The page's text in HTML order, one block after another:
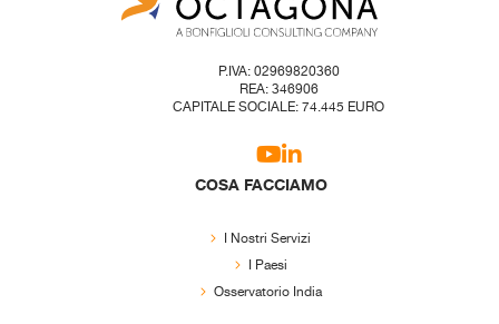
P.IVA: 02969820360
REA: 346906
CAPITALE SOCIALE: 74.445 EURO
COSA FACCIAMO
I Nostri Servizi
I Paesi
Osservatorio India